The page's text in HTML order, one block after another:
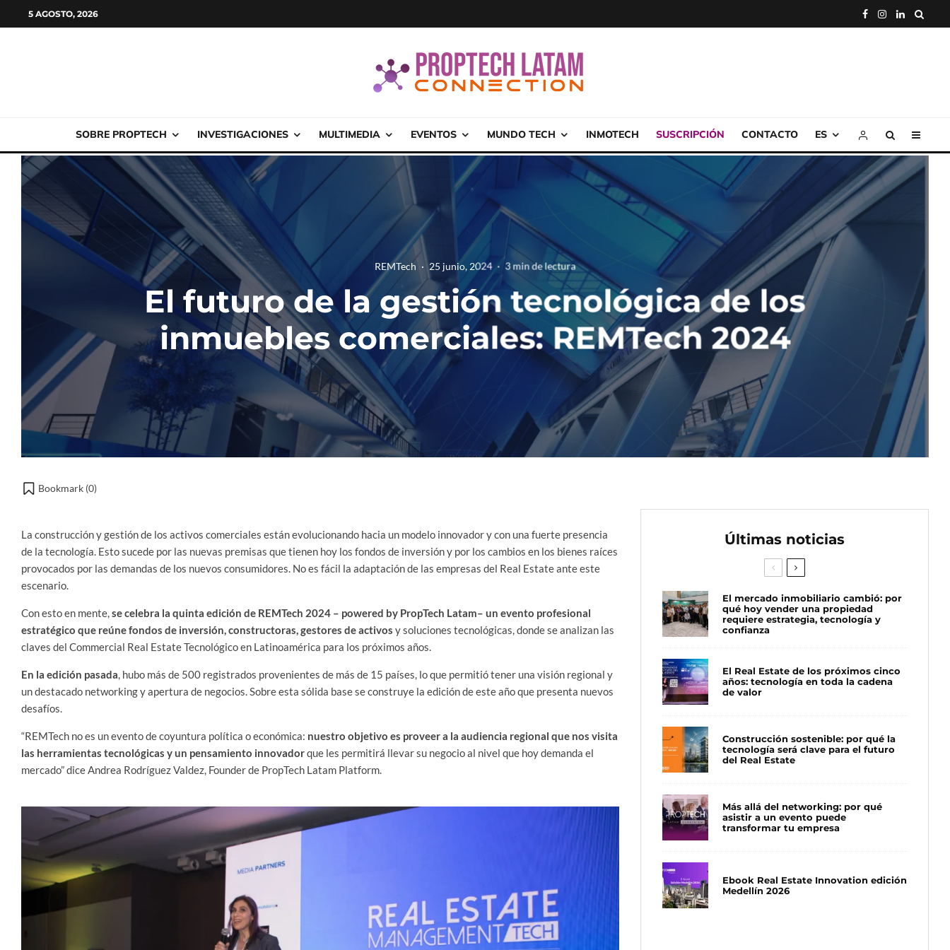
5 AGOSTO, 2026
SOBRE PROPTECH INVESTIGACIONES MULTIMEDIA EVENTOS MUNDO TECH INMOTECH SUSCRIPCIÓN CONTACTO ES
REMTech · 25 junio, 2024 · 3 min de lectura
El futuro de la gestión tecnológica de los
inmuebles comerciales: REMTech 2024
Bookmark (0)
La construcción y gestión de los activos comerciales están evolucionando hacia un modelo innovador y con una fuerte presencia
de la tecnología. Esto sucede por las nuevas premisas que tienen hoy los fondos de inversión y por los cambios en los bienes raíces
provocados por las demandas de los nuevos consumidores. No es fácil la adaptación de las empresas del Real Estate ante este
escenario.
Con esto en mente,se celebra la quinta edición de REMTech 2024 – powered by PropTech Latam– un evento profesional
estratégico que reúne fondos de inversión, constructoras, gestores de activos y soluciones tecnológicas, donde se analizan las
claves del Commercial Real Estate Tecnológico en Latinoamérica para los próximos años.
En la edición pasada, hubo más de 500 registrados provenientes de más de 15 países, lo que permitió tener una visión regional y
un destacado networking y apertura de negocios. Sobre esta sólida base se construye la edición de este año que presenta nuevos
desafíos.
“REMTech no es un evento de coyuntura política o económica: nuestro objetivo es proveer a la audiencia regional que nos visita
las herramientas tecnológicas y un pensamiento innovadorque les permitirá llevar su negocio al nivel que hoy demanda el
mercado” dice Andrea Rodríguez Valdez, Founder de PropTech Latam Platform.
Últimas noticias
El mercado inmobiliario cambió: por
qué hoy vender una propiedad
requiere estrategia, tecnología y
confianza
El Real Estate de los próximos cinco
años: tecnología en toda la cadena
de valor
Construcción sostenible: por qué la
tecnología será clave para el futuro
del Real Estate
Más allá del networking: por qué
asistir a un evento puede
transformar tu empresa
Ebook Real Estate Innovation edición
Medellín 2026